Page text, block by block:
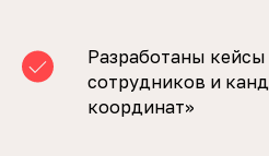
Разработаны
сотрудников и
координат»